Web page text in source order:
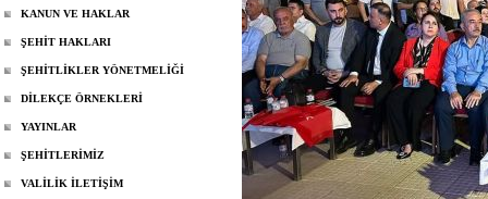
KANUN VE HAKLAR
ŞEHİT HAKLARI
ŞEHİTLİKLER YÖNETMELİĞİ
DİLEKÇE ÖRNEKLERİ
YAYINLAR
ŞEHİTLERİMİZ
VALİLİK İLETİŞİM